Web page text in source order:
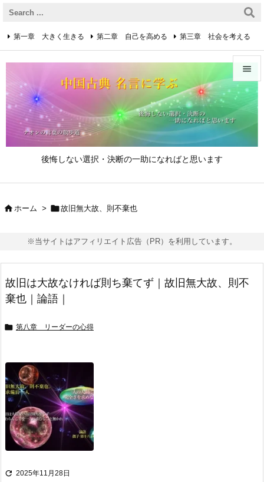
後悔しない選択・決断の一助になればと思います


メニュ

第一章 大きく生きる 第二章 自己を高める 第三章 社会を考える
第四章 着実に生きる 第五章 逆境を乗り越えるための心得
第六章 成功の心得 第七章 人と接するための心得
第八章 リーダーの心得
 ホーム > 故旧無大故、則不棄也
※当サイトはアフィリエイト広告（PR）を利用しています。
故旧は大故なければ則ち棄てず｜故旧無大故、則不
棄也｜論語｜
 第八章 リーダーの心得
 2025年11月28日